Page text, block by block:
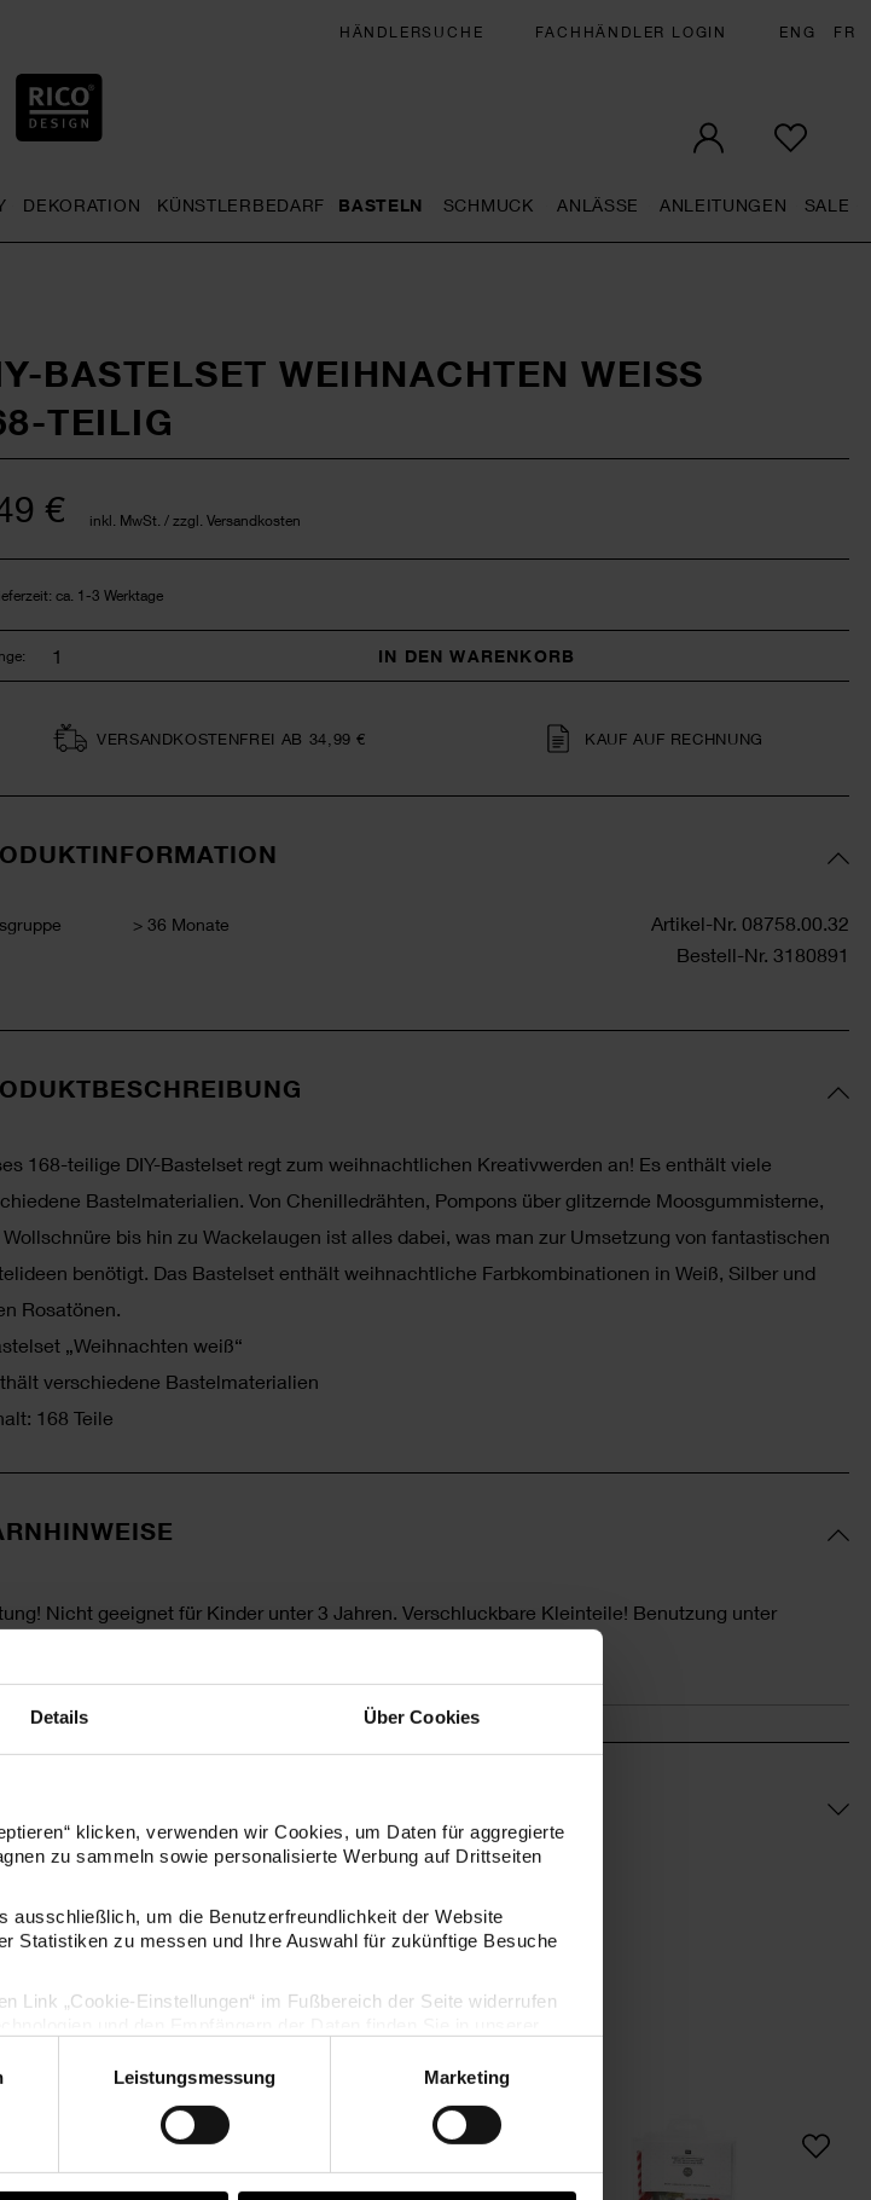
Details Über Cookies
klicken, verwenden wir Cookies, um Daten für aggregierte
zu sammeln sowie personalisierte Werbung auf Drittseiten
ausschließlich, um die Benutzerfreundlichkeit der Website
Statistiken zu messen und Ihre Auswahl für zukünftige Besuche
Link „Cookie-Einstellungen“ im Fußbereich der Seite widerrufen
Leistungsmessung Marketing
HÄNDLERSUCHE FACHHÄNDLER LOGIN ENG FR
DEKORATION KÜNSTLERBEDARF BASTELN SCHMUCK ANLÄSSE ANLEITUNGEN SALE
BASTELSET WEIHNACHTEN WEISS
TEILIG
€ inkl. MwSt. / zzgl. Versandkosten
ca. 1-3 Werktage
IN DEN WARENKORB
VERSAND­KOSTEN­FREI AB 34,99 € KAUF AUF RECHNUNG
> 36 Monate Artikel-Nr. 08758.00.32
Bestell-Nr. 3180891
168-teilige DIY-Bastelset regt zum weihnachtlichen Kreativwerden an! Es enthält viele
Bastelmaterialien. Von Chenilledrähten, Pompons über glitzernde Moosgummisterne,
Wollschnüre bis hin zu Wackelaugen ist alles dabei, was man zur Umsetzung von fantastischen
benötigt. Das Bastelset enthält weihnachtliche Farbkombinationen in Weiß, Silber und
Rosatönen.
„Weihnachten weiß“
verschiedene Bastelmaterialien
168 Teile
Nicht geeignet für Kinder unter 3 Jahren. Verschluckbare Kleinteile! Benutzung unter
DIY-Bastelset bunt DIY-Bastelset Girly